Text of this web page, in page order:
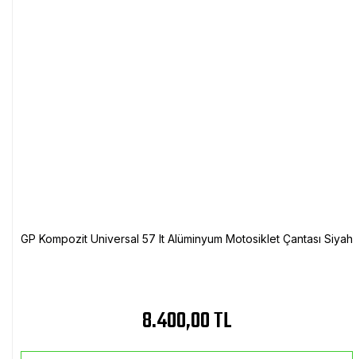
GP Kompozit Universal 57 lt Alüminyum Motosiklet Çantası Siyah
8.400,00 TL